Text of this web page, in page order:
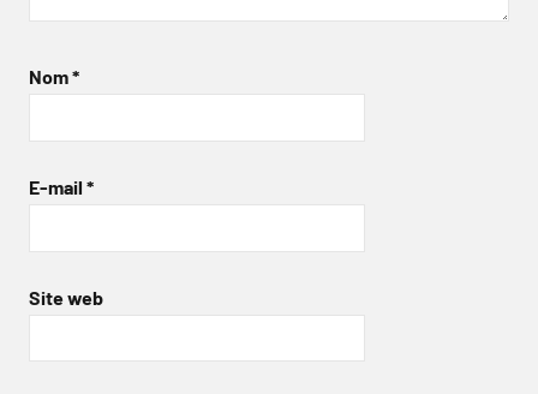
Nom*
E-mail *
Site web